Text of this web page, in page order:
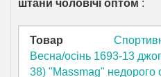
штани чоловічі оптом :
Товар
Весна/осінь 1693-13
38) "Massmag" недорого